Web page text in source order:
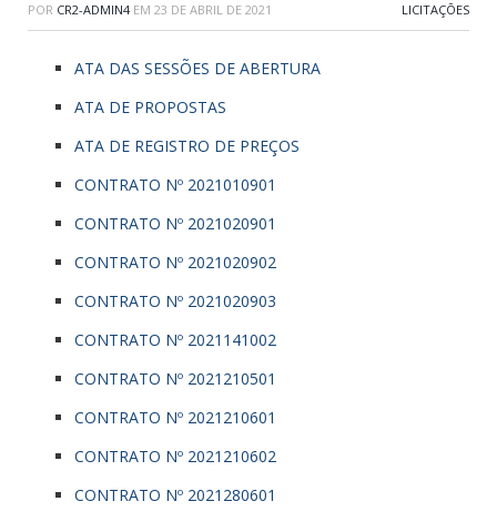
POR CR2-ADMIN4 EM 23 DE ABRIL DE 2021 LICITAÇÕES
ATA DAS SESSÕES DE ABERTURA
ATA DE PROPOSTAS
ATA DE REGISTRO DE PREÇOS
CONTRATO Nº 2021010901
CONTRATO Nº 2021020901
CONTRATO Nº 2021020902
CONTRATO Nº 2021020903
CONTRATO Nº 2021141002
CONTRATO Nº 2021210501
CONTRATO Nº 2021210601
CONTRATO Nº 2021210602
CONTRATO Nº 2021280601